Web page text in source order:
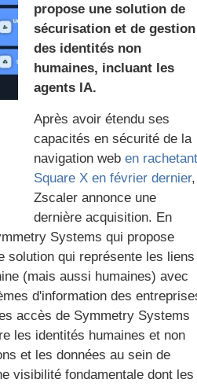
propose une solution de
sécurisation et de gestion
des identités non
humaines, incluant les
agents IA.
Après avoir étendu ses
capacités en sécurité de la
navigation web en rachetant
Square X en février dernier,
Zscaler annonce une
dernière acquisition. En
Systems qui propose
solution qui représente les liens
(mais aussi humaines) avec
d'information des
accès de Symmetry Systems
les identités humaines et non
et les données au sein de
visibilité fondamentale dont les